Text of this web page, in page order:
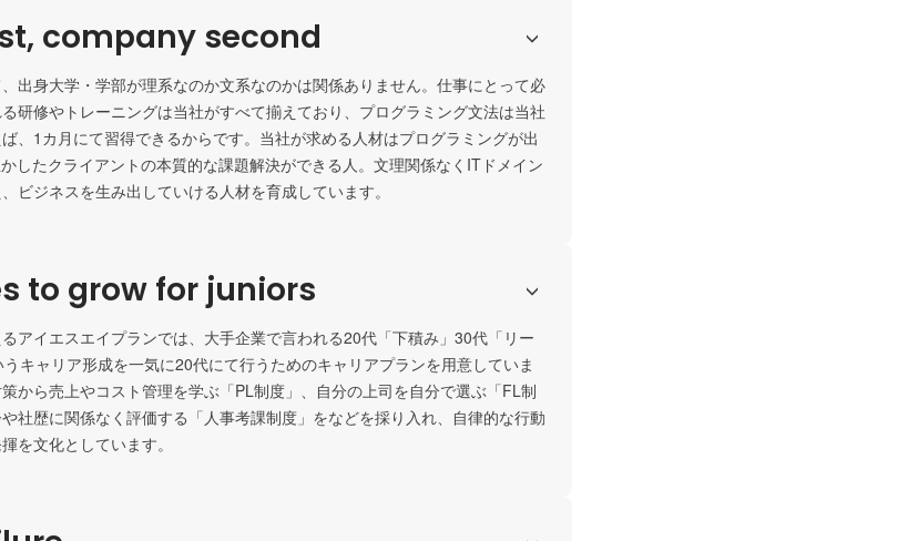
company second
出身大学・学部が理系なのか文系なのかは関係ありません。仕事にとって必
研修やトレーニングは当社がすべて揃えており、プログラミング文法は当社
、1カ月にて習得できるからです。当社が求める人材はプログラミングが出
したクライアントの本質的な課題解決ができる人。文理関係なくITドメイン
ビジネスを生み出していける人材を育成しています。
to grow for juniors
アイエスエイプランでは、大手企業で言われる20代「下積み」30代「リー
キャリア形成を一気に20代にて行うためのキャリアプランを用意していま
から売上やコスト管理を学ぶ「PL制度」、自分の上司を自分で選ぶ「FL制
社歴に関係なく評価する「人事考課制度」をなどを採り入れ、自律的な行動
を文化としています。